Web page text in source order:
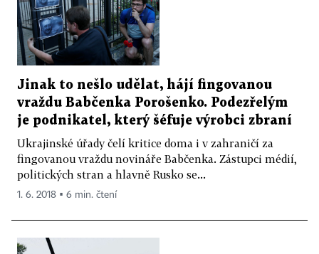
Jinak to nešlo udělat, hájí fingovanou
vraždu Babčenka Porošenko. Podezřelým
je podnikatel, který šéfuje výrobci zbraní
Ukrajinské úřady čelí kritice doma i v zahraničí za
fingovanou vraždu novináře Babčenka. Zástupci médií,
politických stran a hlavně Rusko se...
1. 6. 2018 ▪ 6 min. čtení